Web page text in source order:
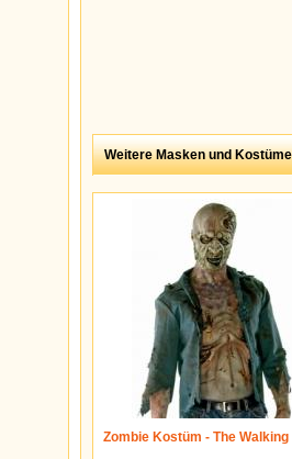
Weitere Masken und
Zombie Kostüm - The Walking